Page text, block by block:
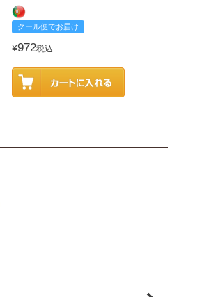
クール便でお届け
¥972税込